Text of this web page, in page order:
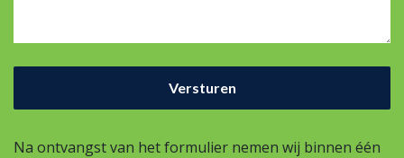
Na ontvangst van het formulier nemen wij binnen één